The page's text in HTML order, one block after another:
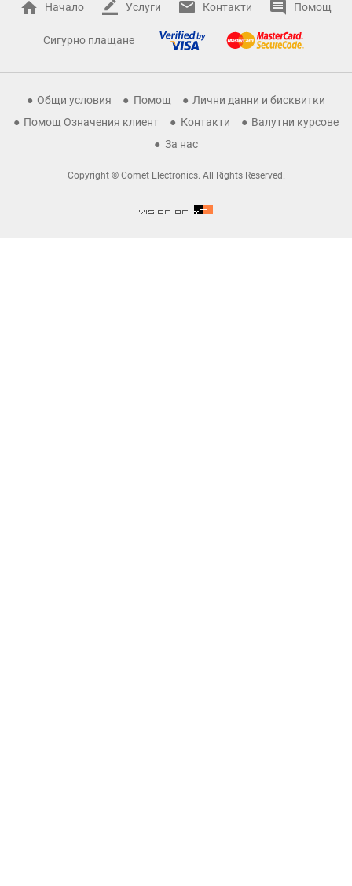
Начало Услуги Контакти Помощ
Сигурно плащане
Общи условия Помощ
Лични данни и бисквитки
Помощ Означения клиент
Контакти
Валутни курсове
За нас
Copyright © Comet Electronics. All Rights Reserved.